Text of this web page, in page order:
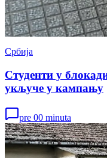
Србија
Студенти у
укључе у кампању
pre 00 minuta